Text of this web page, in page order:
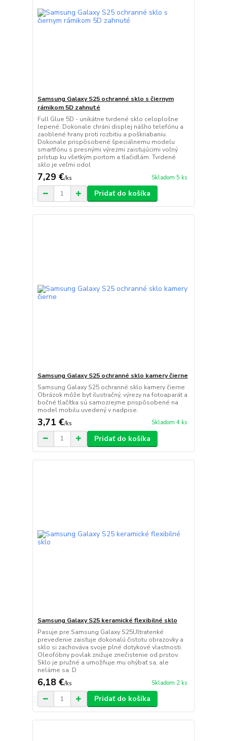
Samsung Galaxy S25 ochranné sklo s čiernym
rámikom 5D zahnuté
Full Glue 5D - unikátne tvrdené sklo celoplošne
lepené. Dokonale chráni displej nášho telefónu a
zaoblené hrany proti rozbitiu a poškriabaniu.
Dokonale prispôsobené špeciálnemu modelu
smartfónu s presnými výrezmi zaisťujúcimi voľný
prístup ku všetkým portom a tlačidlám. Tvrdené
sklo je veľmi odol
7,29 €/ks Skladom 5 ks
Pridať do košíka
Samsung Galaxy S25 ochranné sklo kamery čierne
Samsung Galaxy S25 ochranné sklo kamery čierne
Obrázok môže byť ilustračný, výrezy na fotoaparát a
bočné tlačítka sú samozrejme prispôsobené na
model mobilu uvedený v nadpise.
3,71 €/ks Skladom 4 ks
Pridať do košíka
Samsung Galaxy S25 keramické flexibilné sklo
Pasuje pre:Samsung Galaxy S25Ultratenké
prevedenie zaisťuje dokonalú čistotu obrazovky a
sklo si zachováva svoje plné dotykové vlastnosti.
Oleofóbny povlak znižuje znečistenie od prstov.
Sklo je pružné a umožňuje mu ohýbať sa, ale
neláme sa. D
6,18 €/ks Skladom 2 ks
Pridať do košíka